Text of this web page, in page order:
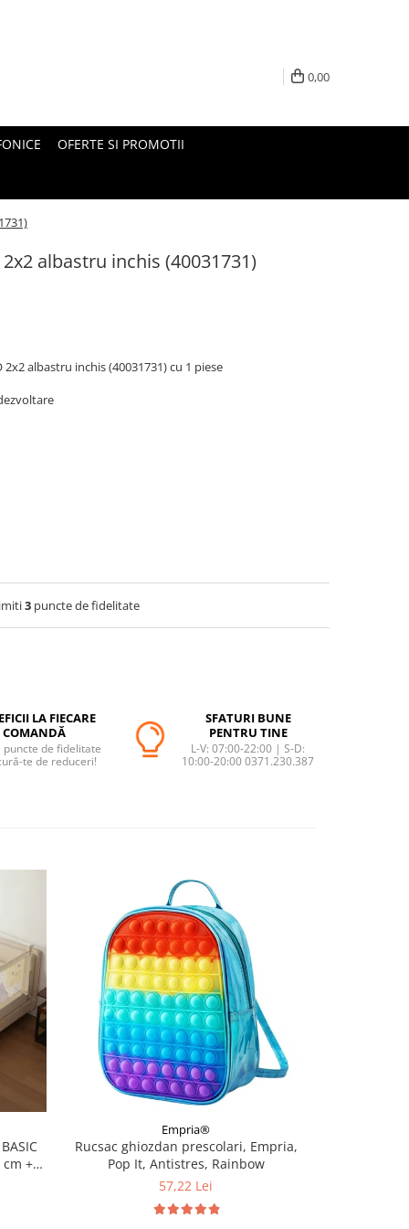
0,00
OFERTE SI PROMOTII
albastru inchis (40031731)
2x2 albastru inchis (40031731) cu 1 piese
3 puncte de fidelitate
LA FIECARE
COMANDĂ
puncte de fidelitate
te de reduceri!
SFATURI BUNE
PENTRU TINE
L-V: 07:00-22:00 | S-D:
10:00-20:00 0371.230.387
+
Empria®
Rucsac ghiozdan prescolari, Empria,
Pop It, Antistres, Rainbow
57,22 Lei